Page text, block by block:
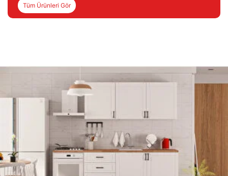
Tüm Ürünleri Gör